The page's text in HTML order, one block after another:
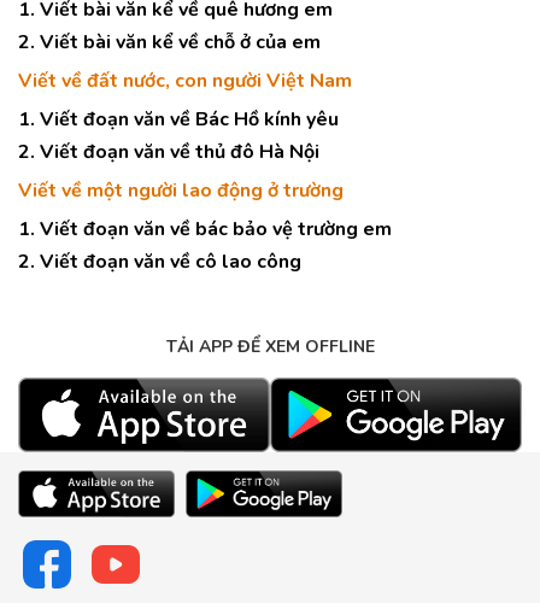
1. Viết bài văn kể về quê hương em
2. Viết bài văn kể về chỗ ở của em
Viết về đất nước, con người Việt Nam
1. Viết đoạn văn về Bác Hồ kính yêu
2. Viết đoạn văn về thủ đô Hà Nội
Viết về một người lao động ở trường
1. Viết đoạn văn về bác bảo vệ trường em
2. Viết đoạn văn về cô lao công
TẢI APP ĐỂ XEM OFFLINE